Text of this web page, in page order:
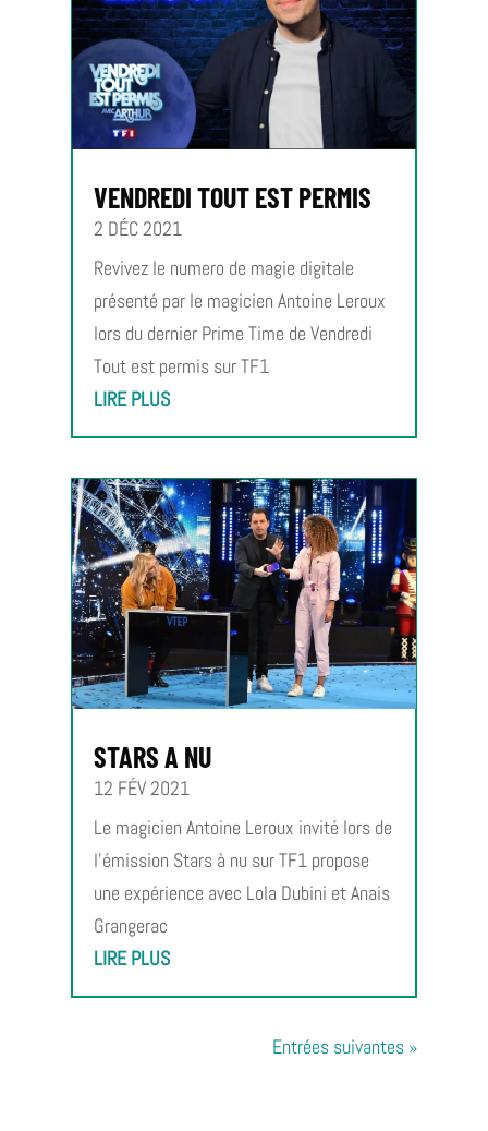
VENDREDI TOUT EST PERMIS
2 DÉC 2021
Revivez le numero de magie digitale
présenté par le magicien Antoine Leroux
lors du dernier Prime Time de Vendredi
Tout est permis sur TF1
LIRE PLUS
STARS A NU
12 FÉV 2021
Le magicien Antoine Leroux invité lors de
l’émission Stars à nu sur TF1 propose
une expérience avec Lola Dubini et Anais
Grangerac
LIRE PLUS
Entrées suivantes »